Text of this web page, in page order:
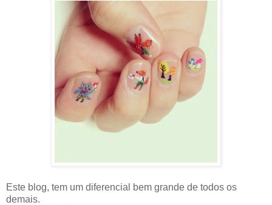
Este blog, tem um diferencial bem grande de todos os
demais.